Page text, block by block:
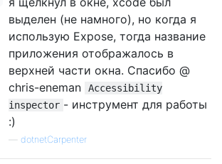
выделен (не намного), но когда я
использую Expose, тогда название
приложения отображалось в
верхней части окна. Спасибо @
chris-eneman
Accessibility
inspector - инструмент для работы
:)
dotnetCarpenter